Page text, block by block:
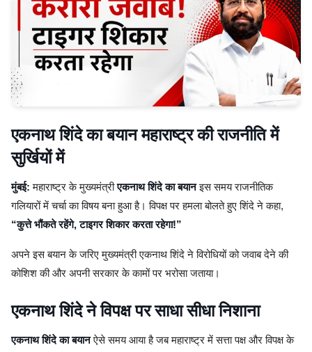
एकनाथ शिंदे का बयान महाराष्ट्र की राजनीति में
सुर्खियों में
मुंबई: महाराष्ट्र के मुख्यमंत्रीएकनाथ शिंदे का बयानइस समय राजनीतिक
गलियारों में चर्चा का विषय बना हुआ है। विपक्ष पर हमला बोलते हुए शिंदे ने कहा,
“कुत्ते भौंकते रहेंगे, टाइगर शिकार करता रहेगा!”
अपने इस बयान के जरिए मुख्यमंत्री एकनाथ शिंदे ने विरोधियों को जवाब देने की
कोशिश की और अपनी सरकार के कामों पर भरोसा जताया।
एकनाथ शिंदे ने विपक्ष पर साधा सीधा निशाना
एकनाथ शिंदे का बयानऐसे समय आया है जब महाराष्ट्र में सत्ता पक्ष और विपक्ष के